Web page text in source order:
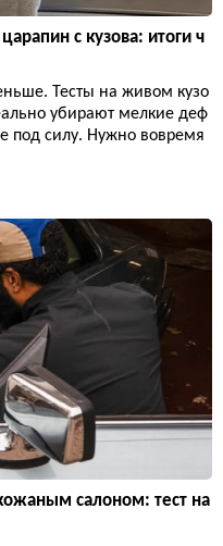
с кузова: итоги ч
Тесты на живом кузо
убирают мелкие деф
под силу. Нужно вовремя
салоном: тест на